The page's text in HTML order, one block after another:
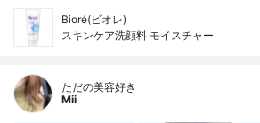
Bioré(ビオレ)
スキンケア洗顔料 モイスチャー
ただの美容好き
Mii